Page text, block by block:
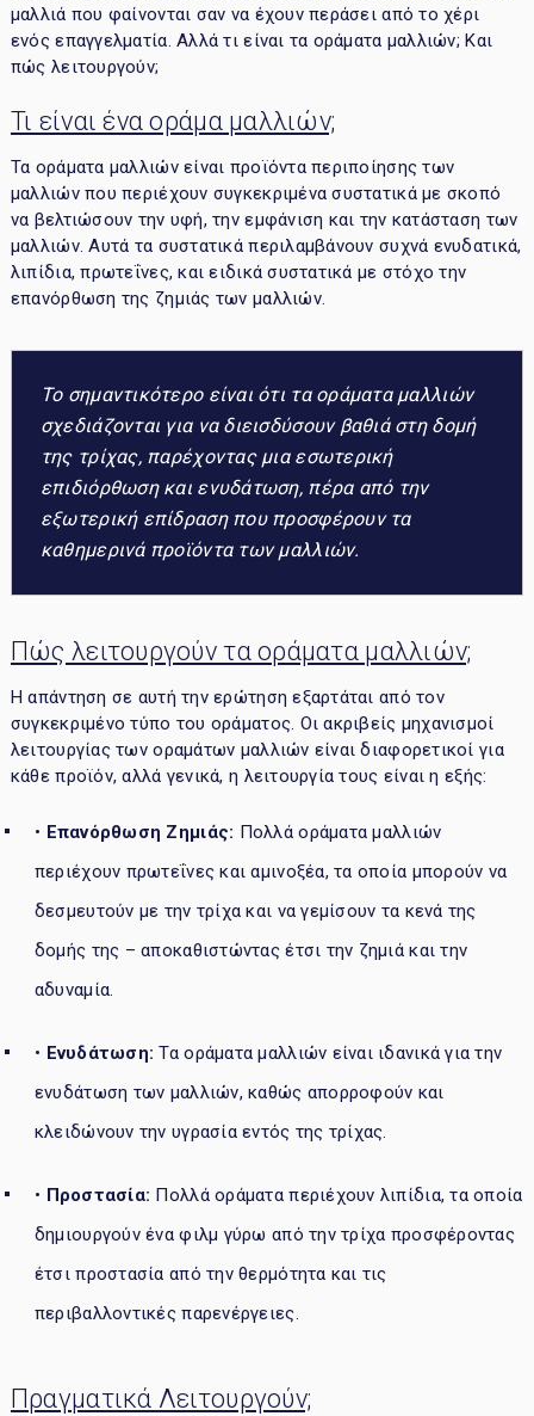
μαλλιά που φαίνονται σαν να έχουν περάσει από το χέρι
ενός επαγγελματία. Αλλά τι είναι τα οράματα μαλλιών; Και
πώς λειτουργούν;
Τι είναι ένα οράμα μαλλιών;
Τα οράματα μαλλιών είναι προϊόντα περιποίησης των
μαλλιών που περιέχουν συγκεκριμένα συστατικά με σκοπό
να βελτιώσουν την υφή, την εμφάνιση και την κατάσταση των
μαλλιών. Αυτά τα συστατικά περιλαμβάνουν συχνά ενυδατικά,
λιπίδια, πρωτεΐνες, και ειδικά συστατικά με στόχο την
επανόρθωση της ζημιάς των μαλλιών.
Το σημαντικότερο είναι ότι τα οράματα μαλλιών
σχεδιάζονται για να διεισδύσουν βαθιά στη δομή
της τρίχας, παρέχοντας μια εσωτερική
επιδιόρθωση και ενυδάτωση, πέρα από την
εξωτερική επίδραση που προσφέρουν τα
καθημερινά προϊόντα των μαλλιών.
Πώς λειτουργούν τα οράματα μαλλιών;
Η απάντηση σε αυτή την ερώτηση εξαρτάται από τον
συγκεκριμένο τύπο του οράματος. Οι ακριβείς μηχανισμοί
λειτουργίας των οραμάτων μαλλιών είναι διαφορετικοί για
κάθε προϊόν, αλλά γενικά, η λειτουργία τους είναι η εξής:
• Επανόρθωση Ζημιάς: Πολλά οράματα μαλλιών
περιέχουν πρωτεΐνες και αμινοξέα, τα οποία μπορούν να
δεσμευτούν με την τρίχα και να γεμίσουν τα κενά της
δομής της – αποκαθιστώντας έτσι την ζημιά και την
αδυναμία.
• Ενυδάτωση: Τα οράματα μαλλιών είναι ιδανικά για την
ενυδάτωση των μαλλιών, καθώς απορροφούν και
κλειδώνουν την υγρασία εντός της τρίχας.
• Προστασία: Πολλά οράματα περιέχουν λιπίδια, τα οποία
δημιουργούν ένα φιλμ γύρω από την τρίχα προσφέροντας
έτσι προστασία από την θερμότητα και τις
περιβαλλοντικές παρενέργειες.
Πραγματικά Λειτουργούν;